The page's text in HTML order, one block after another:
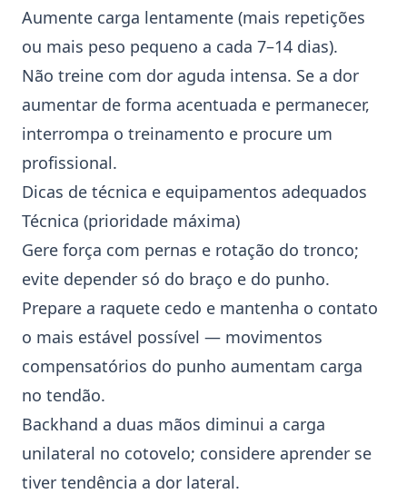
Aumente carga lentamente (mais repetições
ou mais peso pequeno a cada 7–14 dias).
Não treine com dor aguda intensa. Se a dor
aumentar de forma acentuada e permanecer,
interrompa o treinamento e procure um
profissional.
Dicas de técnica e equipamentos adequados
Técnica (prioridade máxima)
Gere força com pernas e rotação do tronco;
evite depender só do braço e do punho.
Prepare a raquete cedo e mantenha o contato
o mais estável possível — movimentos
compensatórios do punho aumentam carga
no tendão.
Backhand a duas mãos diminui a carga
unilateral no cotovelo; considere aprender se
tiver tendência a dor lateral.